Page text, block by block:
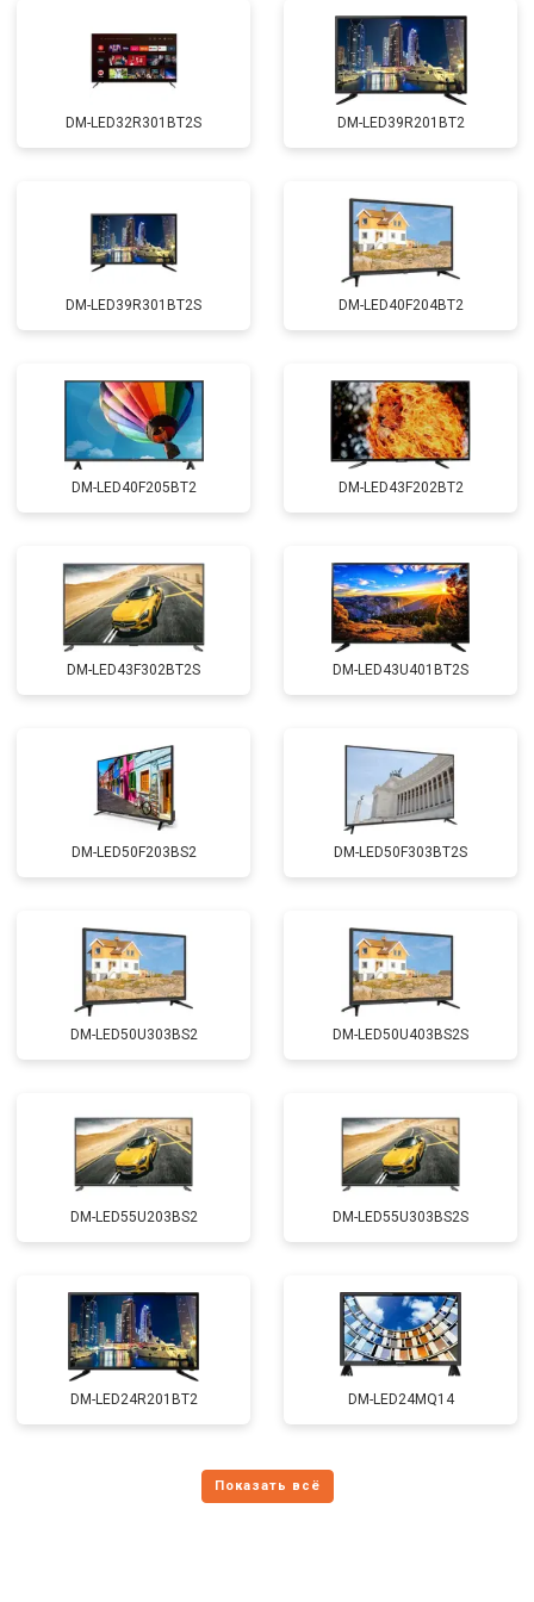
DM-LED32R301BT2S DM-LED39R201BT2
DM-LED39R301BT2S DM-LED40F204BT2
DM-LED40F205BT2 DM-LED43F202BT2
DM-LED43F302BT2S DM-LED43U401BT2S
DM-LED50F203BS2 DM-LED50F303BT2S
DM-LED50U303BS2 DM-LED50U403BS2S
DM-LED55U203BS2 DM-LED55U303BS2S
DM-LED24R201BT2 DM-LED24MQ14